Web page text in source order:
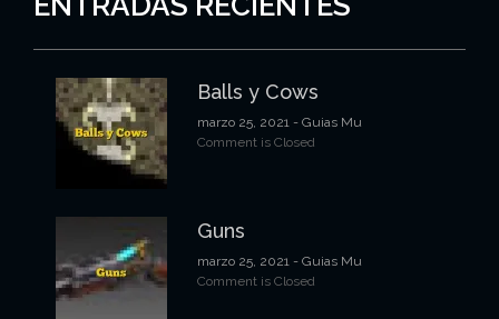
Balls y Cows
marzo 25, 2021 - Guias Mu
Comment is Closed
Guns
marzo 25, 2021 - Guias Mu
Comment is Closed